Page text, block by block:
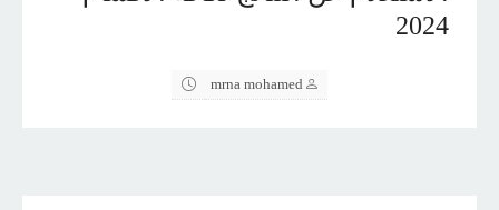
2024
mrna mohamed